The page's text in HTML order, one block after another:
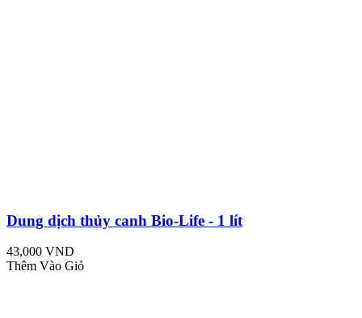
Dung dịch thủy canh Bio-Life - 1 lít
43,000 VND
Thêm Vào Giỏ